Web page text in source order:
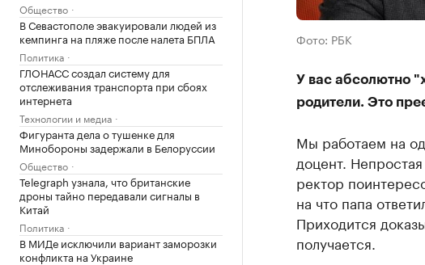
Общество
В Севастополе эвакуировали людей из
кемпинга на пляже после налета БПЛА
Политика
ГЛОНАСС создал систему для
отслеживания транспорта при сбоях
интернета
Технологии и медиа
Фигуранта дела о тушенке для
Минобороны задержали в Белоруссии
Общество
Telegraph узнала, что британские
дроны тайно передавали сигналы в
Китай
Политика
В МИДе исключили вариант заморозки
конфликта на Украине
Фото: РБК
У вас абсолютно
родители. Это
Мы работаем на
доцент.
ректор
на что папа
Приходится
получается.